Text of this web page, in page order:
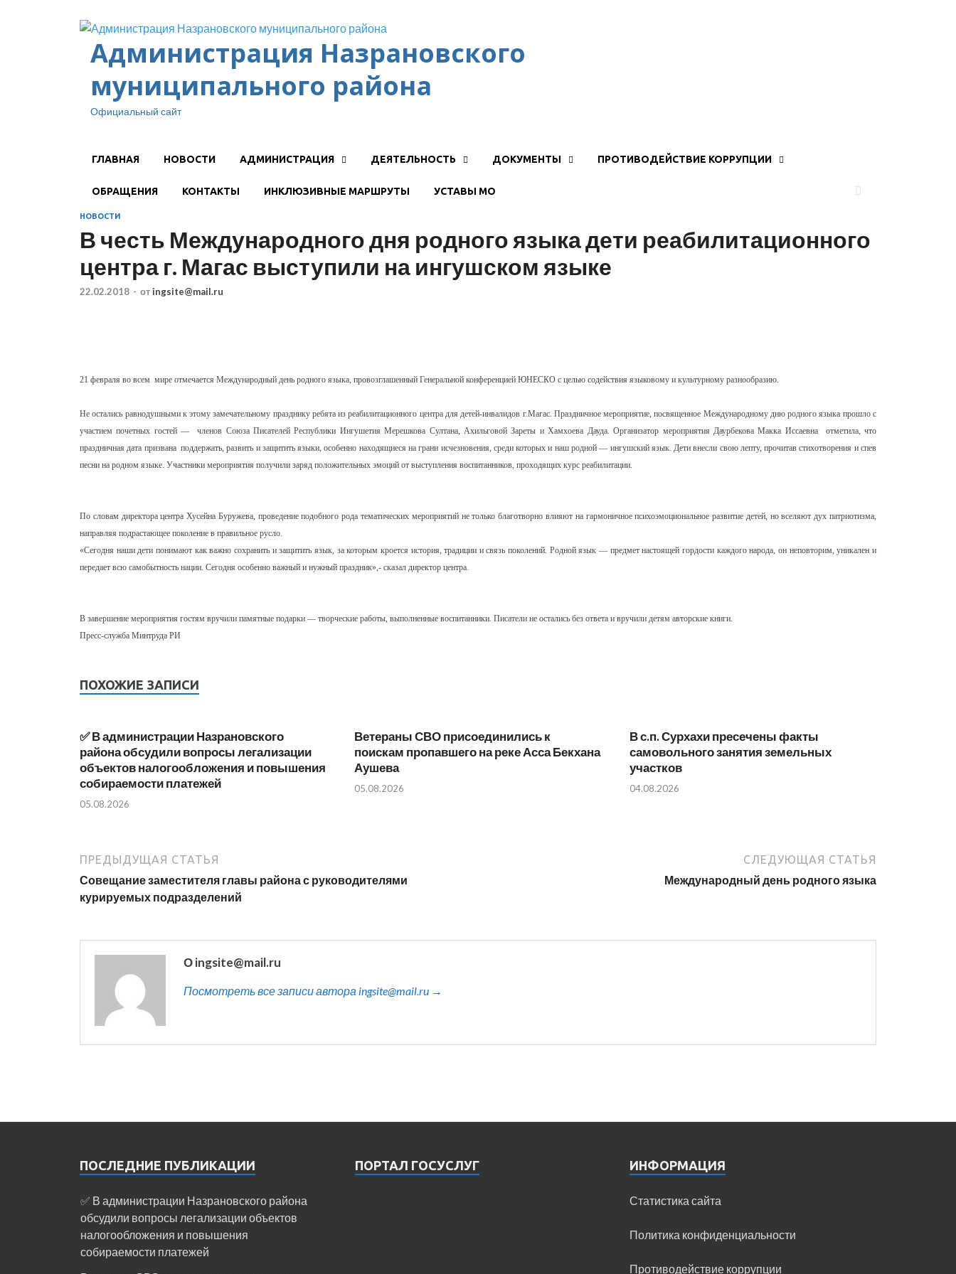
Администрация Назрановского
муниципального района
Официальный сайт
ГЛАВНАЯ НОВОСТИ АДМИНИСТРАЦИЯ ДЕЯТЕЛЬНОСТЬ ДОКУМЕНТЫ ПРОТИВОДЕЙСТВИЕ КОРРУПЦИИ
ОБРАЩЕНИЯ КОНТАКТЫ ИНКЛЮЗИВНЫЕ МАРШРУТЫ УСТАВЫ МО
НОВОСТИ
В честь Международного дня родного языка дети реабилитационного
центра г. Магас выступили на ингушском языке
22.02.2018 - от ingsite@mail.ru
21 февраля во всем мире отмечается Международный день родного языка, провозглашенный Генеральной конференцией ЮНЕСКО с целью содействия языковому и культурному разнообразию.
Не остались равнодушными к этому замечательному празднику ребята из реабилитационного центра для детей-инвалидов г.Магас. Праздничное мероприятие, посвященное Международному дню родного языка прошло с
участием почетных гостей — членов Союза Писателей Республики Ингушетия Мерешкова Султана, Ахильговой Зареты и Хамхоева Дауда. Организатор мероприятия Даурбекова Макка Иссаевна отметила, что
праздничная дата призвана поддержать, развить и защитить языки, особенно находящиеся на грани исчезновения, среди которых и наш родной — ингушский язык. Дети внесли свою лепту, прочитав стихотворения и спев
песни на родном языке. Участники мероприятия получили заряд положительных эмоций от выступления воспитанников, проходящих курс реабилитации.
По словам директора центра Хусейна Буружева, проведение подобного рода тематических мероприятий не только благотворно влияют на гармоничное психоэмоциональное развитие детей, но вселяют дух патриотизма,
направляя подрастающее поколение в правильное русло.
«Сегодня наши дети понимают как важно сохранить и защитить язык, за которым кроется история, традиции и связь поколений. Родной язык — предмет настоящей гордости каждого народа, он неповторим, уникален и
передает всю самобытность нации. Сегодня особенно важный и нужный праздник»,- сказал директор центра.
В завершение мероприятия гостям вручили памятные подарки — творческие работы, выполненные воспитанники. Писатели не остались без ответа и вручили детям авторские книги.
Пресс-служба Минтруда РИ
ПОХОЖИЕ ЗАПИСИ
✅ В администрации Назрановского
района обсудили вопросы легализации
объектов налогообложения и повышения
собираемости платежей
05.08.2026
Ветераны СВО присоединились к
поискам пропавшего на реке Асса Бекхана
Аушева
05.08.2026
В с.п. Сурхахи пресечены факты
самовольного занятия земельных
участков
04.08.2026
ПРЕДЫДУЩАЯ СТАТЬЯ
Совещание заместителя главы района с руководителями
курируемых подразделений
СЛЕДУЮЩАЯ СТАТЬЯ
Международный день родного языка
О ingsite@mail.ru
Посмотреть все записи автора ingsite@mail.ru →
ПОСЛЕДНИЕ ПУБЛИКАЦИИ
✅ В администрации Назрановского района
обсудили вопросы легализации объектов
налогообложения и повышения
собираемости платежей
ПОРТАЛ ГОСУСЛУГ ИНФОРМАЦИЯ
Статистика сайта
Политика конфиденциальности
Противодействие коррупции